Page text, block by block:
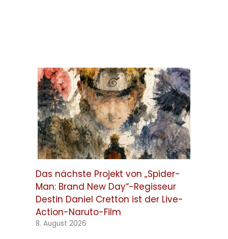
Das nächste Projekt von „Spider-
Man: Brand New Day“-Regisseur
Destin Daniel Cretton ist der Live-
Action-Naruto-Film
8. August 2026